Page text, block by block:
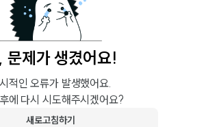
문제가 생겼어요!
적인 오류가 발생했어요.
에 다시 시도해주시겠어요?
새로고침하기